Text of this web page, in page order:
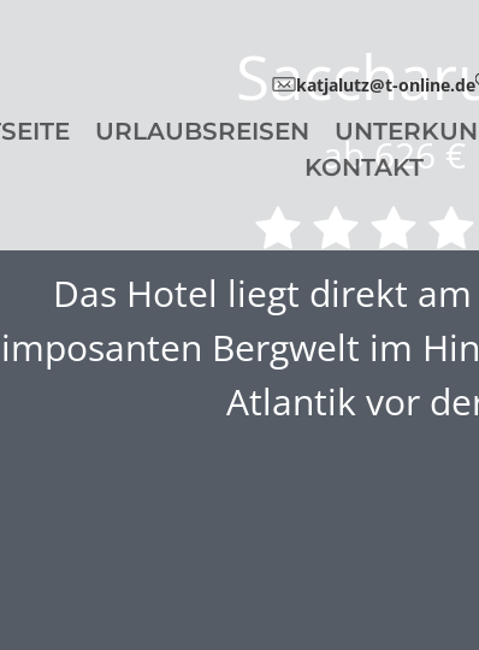
katjalutz@t-online.de
URLAUBSREISEN
KONTAKT
ab 626 €
Das Hotel liegt direkt
imposanten Bergwelt im
Atlantik vor